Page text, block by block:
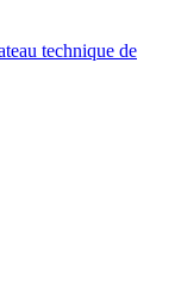
technique de